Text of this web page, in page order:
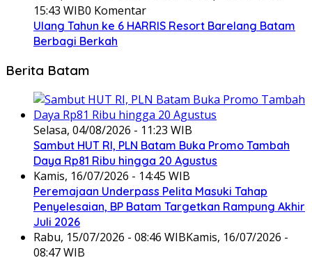
15:43 WIB0 Komentar
Ulang Tahun ke 6 HARRIS Resort Barelang Batam
Berbagi Berkah
Berita Batam
Selasa, 04/08/2026 - 11:23 WIB
Sambut HUT RI, PLN Batam Buka Promo Tambah
Daya Rp81 Ribu hingga 20 Agustus
Kamis, 16/07/2026 - 14:45 WIB
Peremajaan Underpass Pelita Masuki Tahap
Penyelesaian, BP Batam Targetkan Rampung Akhir
Juli 2026
Rabu, 15/07/2026 - 08:46 WIBKamis, 16/07/2026 -
08:47 WIB